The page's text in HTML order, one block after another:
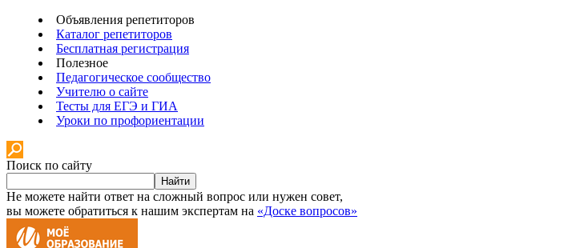
Объявления репетиторов
Каталог репетиторов
Бесплатная регистрация
Полезное
Педагогическое сообщество
Учителю о сайте
Тесты для ЕГЭ и ГИА
Уроки по профориентации
Поиск по сайту
Найти
Не можете найти ответ на сложный вопрос или нужен совет,
вы можете обратиться к нашим экспертам на «Доске вопросов»